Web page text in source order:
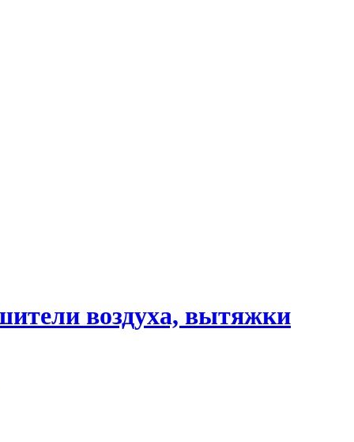
воздуха, вытяжки